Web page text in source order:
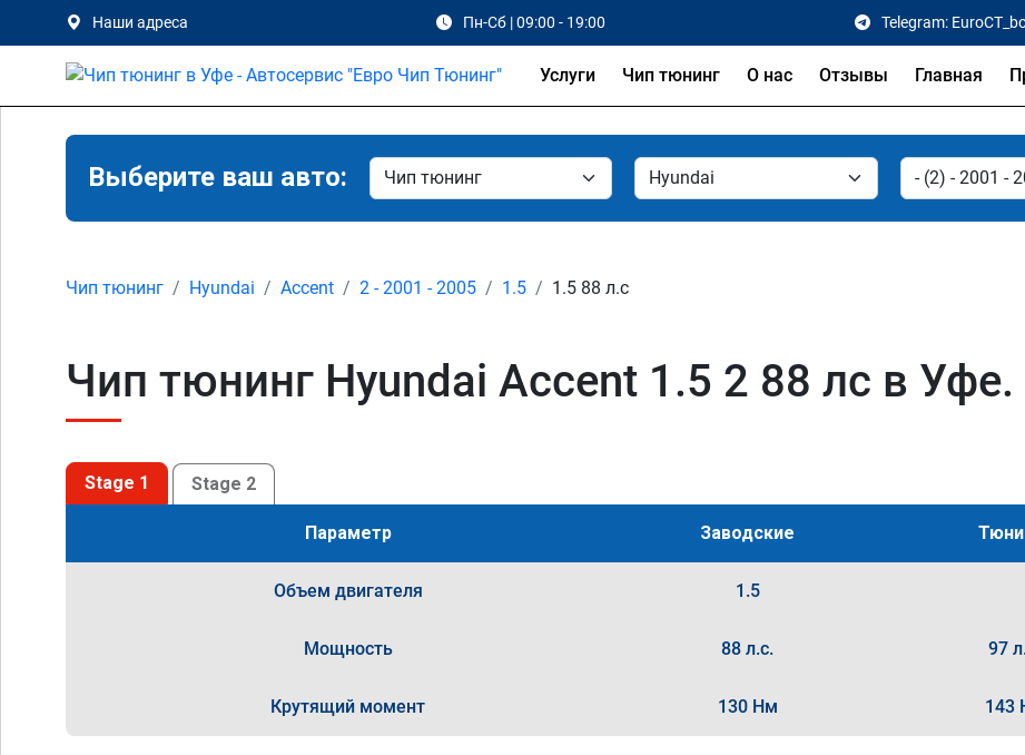
Наши адреса Пн-Сб | 09:00 - 19:00 Telegram:
Услуги Чип тюнинг О нас Отзывы Главная
Выберите ваш авто:
Чип тюнинг Hyundai Accent 2 - 2001 - 2005 1.5 1.5 88 л.с
Чип тюнинг Hyundai Accent 1.5 2 88 лс в Уфе.
Stage 1 Stage 2
Параметр Заводские
Объем двигателя 1.5
Мощность 88 л.с. 97
Крутящий момент 130 Нм 143